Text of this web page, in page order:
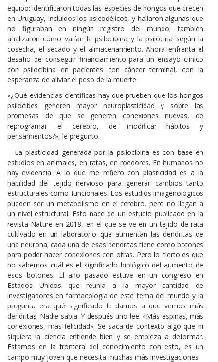
equipo: identificaron todas las especies de hongos que crecen
en Uruguay, incluidos los psicodélicos, y hallaron algunas que
no figuraban en ningún registro del mundo; también
analizaron cómo varían la psilocibina y la psilocina según la
cosecha, el secado y el almacenamiento. Ahora enfrenta el
desafío de conseguir financiamiento para un ensayo clínico
con psilocibina en pacientes con cáncer terminal, con la
esperanza de aliviar el peso de la muerte.
«¿Qué evidencias científicas hay que prueben que los hongos
psilocibes generen mayor neuroplasticidad y sobre las
promesas de que se generen conexiones nuevas, de
reprogramar el cerebro, de modificar hábitos y
pensamientos?», le pregunto.
—La plasticidad generada por la psilocibina es con base en
estudios en animales, en ratas, en roedores. En humanos no
hay evidencia. A lo que me refiero con plasticidad es a la
habilidad del tejido nervioso para generar cambios tanto
estructurales como funcionales. Los estudios imagenológicos
pueden ser un metabolismo en el cerebro, pero no llegan a
un nivel estructural. Esto nace de un estudio publicado en la
revista Nature en 2018, en el que se ve en un tejido de rata
cultivado en un laboratorio que aumentan las dendritas de
una neurona; cada una de esas dendritas tiene como botones
para poder hacer conexiones con otras. Pero lo cierto es que
no sabemos cuál es el significado biológico del aumento de
esos botones. El año pasado estuve en un congreso en
Estados Unidos que reunía a la mayor cantidad de
investigadores en farmacología de este tema del mundo y la
pregunta era qué significado le damos a que vemos más
dendritas. Nadie sabía. Y después uno lee: «Más espinas, más
conexiones, más felicidad». Se saca de contexto algo que ni
siquiera la ciencia entiende bien y se empieza a deformar.
Estamos en la frontera del conocimiento con esto, es un
campo muy joven que necesita muchas más investigaciones